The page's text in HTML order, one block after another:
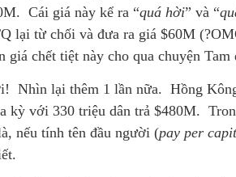
Cái giá này kể ra “quá hời” và “
lại từ chối và đưa ra giá $60M
giá chết tiệt này cho qua chuyện Tam
Nhìn lại thêm 1 lần nữa. Hồng
kỳ với 330 triệu dân trả $480M.
nếu tính tên đầu người (pay per